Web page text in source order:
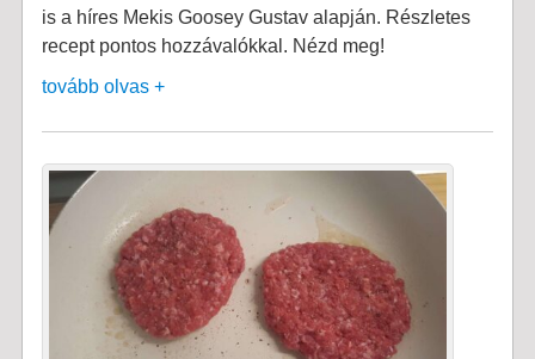
is a híres Mekis Goosey Gustav alapján. Részletes
recept pontos hozzávalókkal. Nézd meg!
tovább olvas +